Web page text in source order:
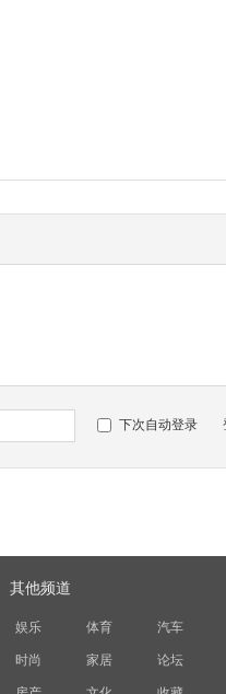
下次自动登录
其他频道
娱乐 体育 汽车
时尚 家居 论坛